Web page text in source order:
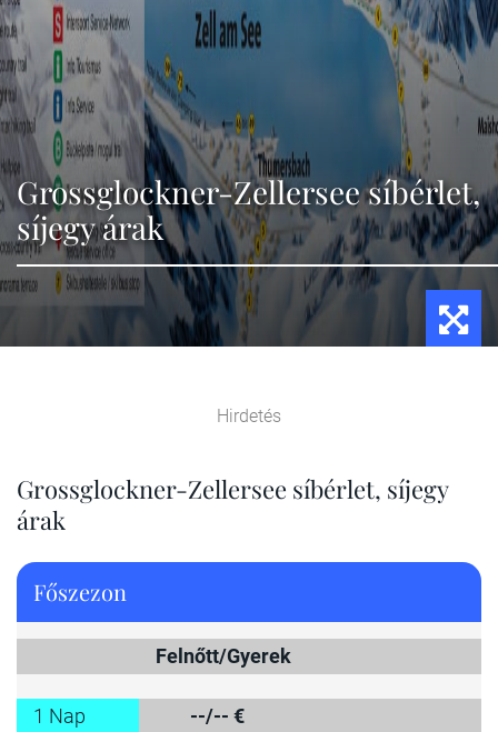
Grossglockner-Zellersee síbérlet,
síjegy árak
Hirdetés
Grossglockner-Zellersee síbérlet, síjegy
árak
Főszezon
Felnőtt/Gyerek
1 Nap --/-- €